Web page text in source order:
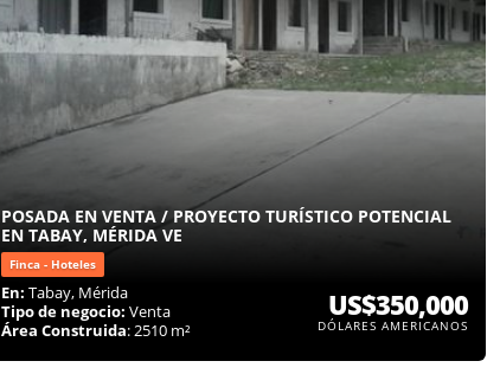
POSADA EN VENTA / PROYECTO TURÍSTICO POTENCIAL
EN TABAY, MÉRIDA VE
Finca - Hoteles
En: Tabay, Mérida
Tipo de negocio: Venta
Área Construida: 2510 m²
US$350,000
DÓLARES AMERICANOS